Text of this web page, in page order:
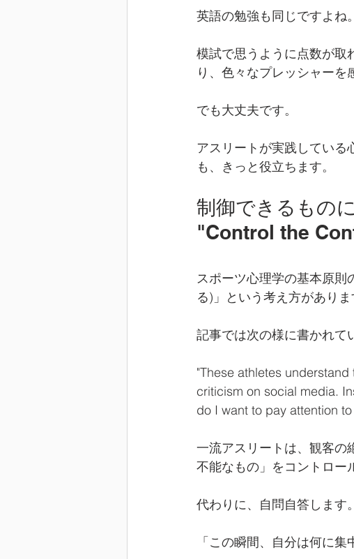
英語の勉強も同じですよね。
模試で思うように点数が取
り、色々なプレッシャーを
でも大丈夫です。
アスリートが実践している
も、きっと役立ちます。
制御できるもの
"Control the
スポーツ心理学の基本原則
る)」という考え方がありま
記事では次の様に書かれて
"These athletes
criticism on social media.
do I want to pay attention
一流アスリートは、観客の
不能なもの」をコントロー
代わりに、自問自答します。
「この瞬間、自分は何に集